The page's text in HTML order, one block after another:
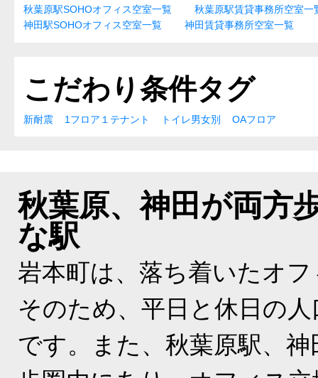
秋葉原駅SOHOオフィス空室一覧
秋葉原駅賃貸事務所空室一
神田駅SOHOオフィス空室一覧
神田賃貸事務所空室一覧
こだわり条件タグ
新耐震 1フロア１テナント トイレ男女別 OAフロア
秋葉原、神田が両方
な駅
岩本町は、落ち着いたオ
そのため、平日と休日の
です。また、秋葉原駅、